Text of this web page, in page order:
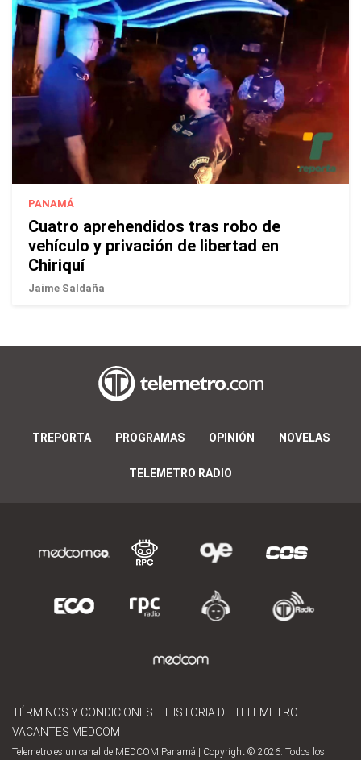
PANAMÁ
Cuatro aprehendidos tras robo de
vehículo y privación de libertad en
Chiriquí
Jaime Saldaña
TREPORTA PROGRAMAS OPINIÓN NOVELAS
TELEMETRO RADIO
TÉRMINOS Y CONDICIONES
HISTORIA DE TELEMETRO
VACANTES MEDCOM
Telemetro es un canal de MEDCOM Panamá | Copyright © 2026. Todos los